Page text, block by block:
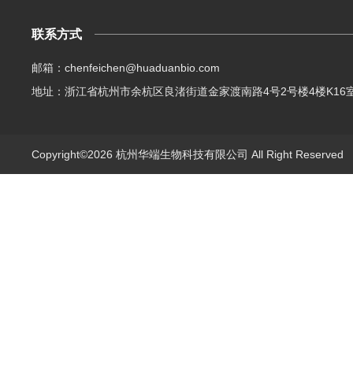
联系方式
邮箱：chenfeichen@huaduanbio.com
地址：浙江省杭州市余杭区良渚街道金家渡南路4号2号楼4楼K16
Copyright©2026 杭州华端生物科技有限公司 All Right